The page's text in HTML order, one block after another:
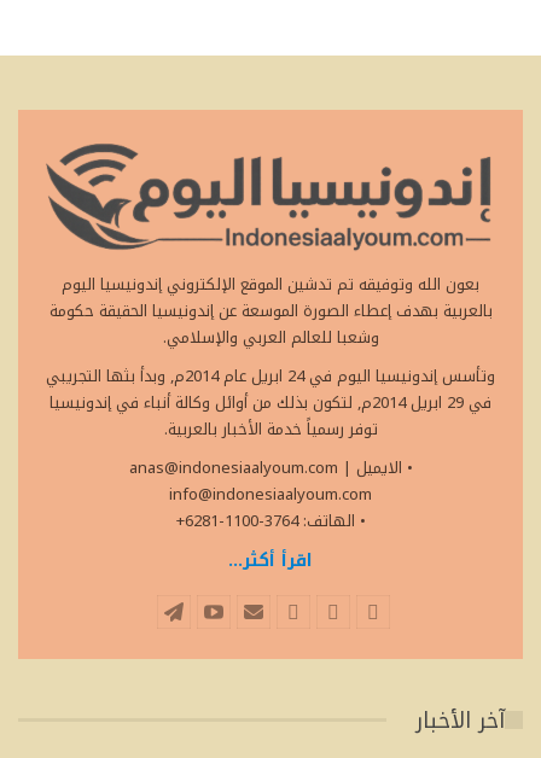
بعون الله وتوفيقه تم تدشين الموقع الإلكتروني إندونيسيا اليوم
بالعربية بهدف إعطاء الصورة الموسعة عن إندونيسيا الحقيقة حكومة
وشعبا للعالم العربي والإسلامي.
وتأسس إندونيسيا اليوم في 24 ابريل عام 2014م, وبدأ بثها التجريبي
في 29 ابريل 2014م, لتكون بذلك من أوائل وكالة أنباء في إندونيسيا
توفر رسمياً خدمة الأخبار بالعربية.
• الايميل
anas@indonesiaalyoum.com |
info@indonesiaalyoum.com
• الهاتف: 3764-1100-6281+
اقرأ أكثر...
آخر الأخبار